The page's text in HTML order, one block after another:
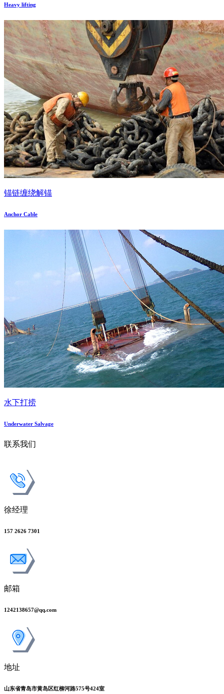
Heavy lifting
锚链缠绕解锚
Anchor Cable
水下打捞
Underwater Salvage
联系我们
徐经理
157 2626 7301
邮箱
1242138657@qq.com
地址
山东省青岛市黄岛区红柳河路575号424室